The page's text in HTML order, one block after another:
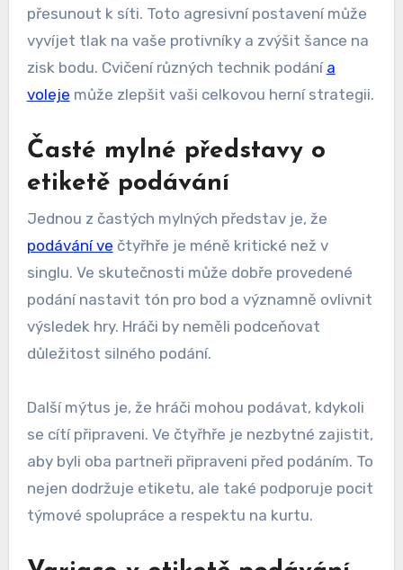
přesunout k síti. Toto agresivní postavení může
vyvíjet tlak na vaše protivníky a zvýšit šance na
zisk bodu. Cvičení různých technik podání a
voleje může zlepšit vaši celkovou herní strategii.
Časté mylné představy o
etiketě podávání
Jednou z častých mylných představ je, že
podávání ve čtyřhře je méně kritické než v
singlu. Ve skutečnosti může dobře provedené
podání nastavit tón pro bod a významně ovlivnit
výsledek hry. Hráči by neměli podceňovat
důležitost silného podání.
Další mýtus je, že hráči mohou podávat, kdykoli
se cítí připraveni. Ve čtyřhře je nezbytné zajistit,
aby byli oba partneři připraveni před podáním. To
nejen dodržuje etiketu, ale také podporuje pocit
týmové spolupráce a respektu na kurtu.